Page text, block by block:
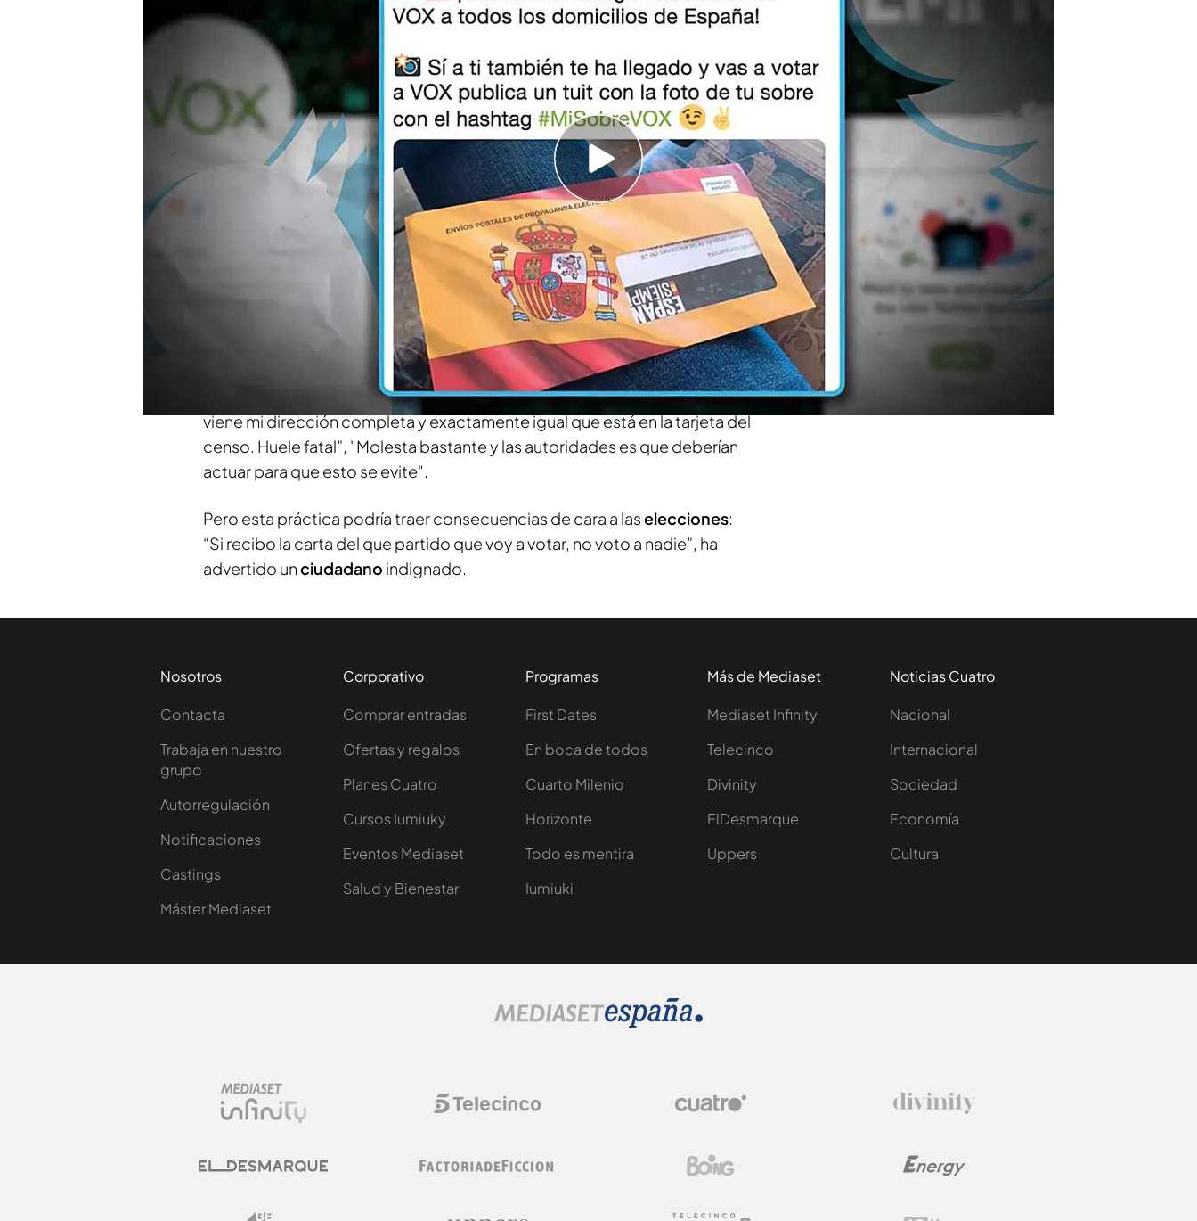
Muchos españoles solicitaron no recibir propaganda electoral pero
han recibido sobres de Vox
'Todo es mentira' habla con los afectados: "Molesta bastante y las
autoridades deberían actuar"
Compartir
Si usted solicitó no recibirpropaganda electoraly al abrir su buzón se ha
sobrede Vox, tranquilo, no es el único. ‘Todo es mentira’
resquicio legal " que los de Vox han utilizado para hacer
llegar su propaganda a todos los hogaresespañoles: mandarla de forma
genérica y no personaliza.
Además, hemos hablado con losafectados: “No viene mi nombre pero
viene mi dirección completa y exactamente igual que está en la tarjeta del
censo. Huele fatal”, "Molesta bastante y las autoridades es que deberían
actuar para que esto se evite".
Pero esta práctica podría traer consecuencias de cara a laselecciones:
“Si recibo la carta del que partido que voy a votar, no voto a nadie”, ha
advertido unciudadano indignado.
Nosotros
Contacta
Trabaja en nuestro
grupo
Autorregulación
Notificaciones
Castings
Máster Mediaset
Corporativo
Comprar entradas
Ofertas y regalos
Planes Cuatro
Cursos Iumiuky
Eventos Mediaset
Salud y Bienestar
Programas
First Dates
En boca de todos
Cuarto Milenio
Horizonte
Todo es mentira
Iumiuki
Más de Mediaset
Mediaset Infinity
Telecinco
Divinity
ElDesmarque
Uppers
Noticias Cuatro
Nacional
Internacional
Sociedad
Economía
Cultura